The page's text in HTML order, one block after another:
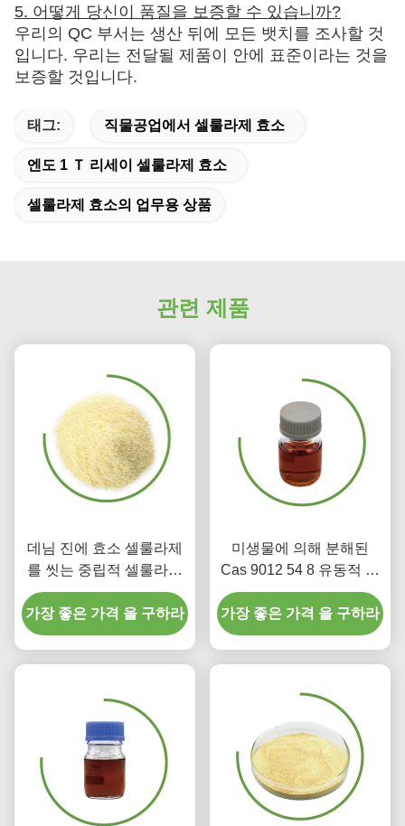
5. 어떻게 당신이 품질을 보증할 수 있습니까?
우리의 QC 부서는 생산 뒤에 모든 뱃치를 조사할 것
입니다. 우리는 전달될 제품이 안에 표준이라는 것을
보증할 것입니다.
태그: 직물공업에서 셀룰라제 효소
엔도 1 Ｔ 리세이 셀룰라제 효소
셀룰라제 효소의 업무용 상품
관련 제품
데님 진에 효소 셀룰라제
를 씻는 중립적 셀룰라제
효소 스톤
가장 좋은 가격 을 구하라
미생물에 의해 분해된
Cas 9012 54 8 유동적 셀
룰라제 효소 생산 폴란드
구성
가장 좋은 가격 을 구하라